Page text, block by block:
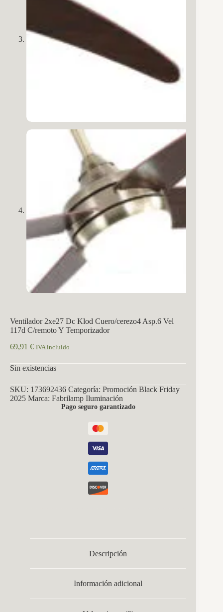
Ventilador 2xe27 Dc Klod Cuero/cerezo4 Asp.6 Vel
117d C/remoto Y Temporizador
69,91 € IVA incluido
Sin existencias
SKU: 173692436 Categoría: Promoción Black Friday
2025 Marca: Fabrilamp Iluminación
Pago seguro garantizado
Descripción
Información adicional